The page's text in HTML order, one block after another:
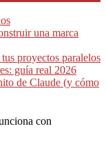
una marca
proyectos paralelos
guía real 2026
de Claude (y cómo
con